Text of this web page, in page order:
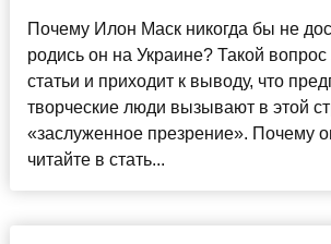
Почему Илон Маск никогда бы не
родись он на Украине? Такой вопрос
статьи и приходит к выводу, что
творческие люди вызывают в этой
«заслуженное презрение». Почему
читайте в стать...